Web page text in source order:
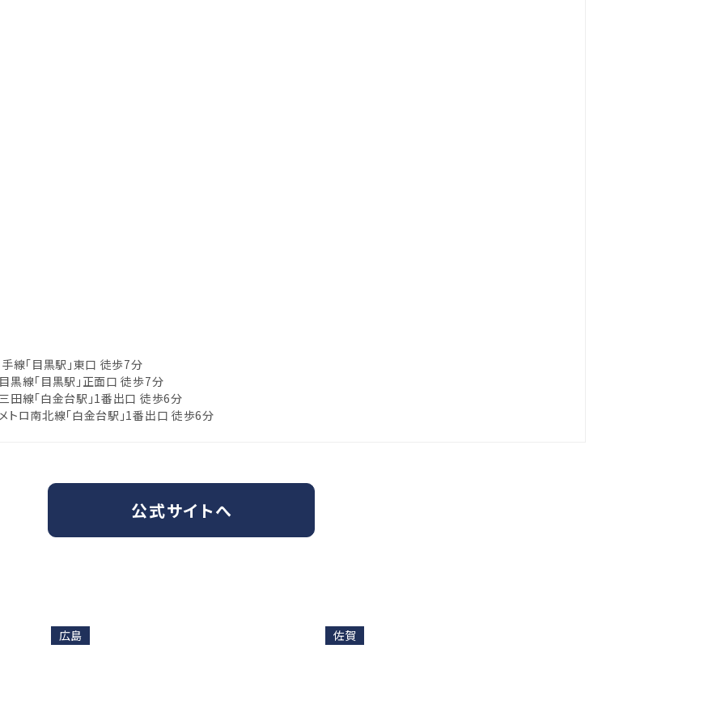
線「目黒駅」東口 徒歩7分
黒線「目黒駅」正面口 徒歩7分
田線「白金台駅」1番出口 徒歩6分
ロ南北線「白金台駅」1番出口 徒歩6分
公式サイトへ
広島 佐賀